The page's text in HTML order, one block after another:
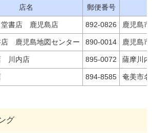
店名 郵便番号
堂書店 鹿児島店 892-0826 鹿児島
店 鹿児島地図センター 890-0014 鹿児島
川内店 895-0072 薩摩川
894-8585 奄美市
グ